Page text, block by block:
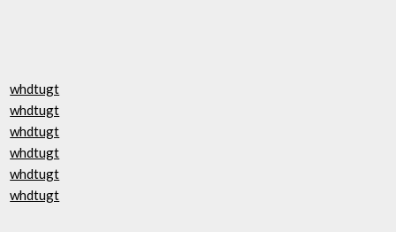
whdtugt
whdtugt
whdtugt
whdtugt
whdtugt
whdtugt